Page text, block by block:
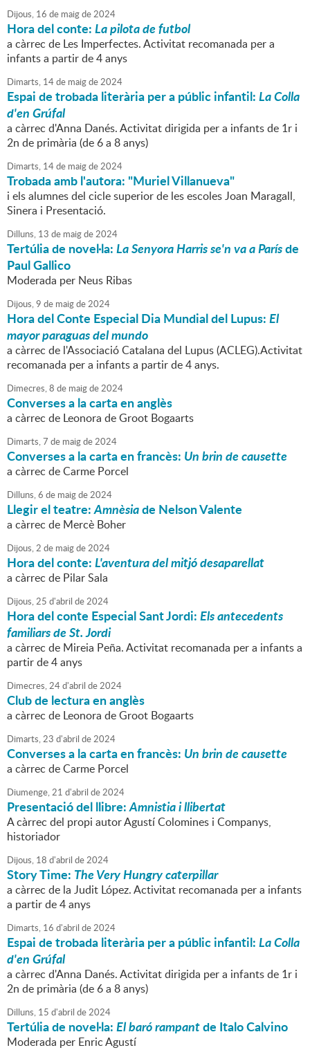
Dijous, 16 de maigde2024
Hora del conte:La pilota de futbol
a càrrec de Les Imperfectes. Activitat recomanada per a
infants a partir de 4 anys
Dimarts, 14de maigde2024
Espai de trobada literària per a públic infantil:La Colla
d'en Grúfal
a càrrec d'Anna Danés. Activitat dirigida per a infants de 1r i
2n de primària (de 6 a 8 anys)
Dimarts, 14de maigde2024
Trobada amb l'autora: "Muriel Villanueva"
i els alumnes del cicle superior de les escoles Joan Maragall,
Sinera i Presentació.
Dilluns, 13 de maigde2024
Tertúlia de novel·la:La Senyora Harris se'n va a Parísde
Paul Gallico
Moderada per Neus Ribas
Dijous,9 de maigde2024
Hora del Conte Especial Dia Mundial del Lupus:El
mayor paraguas del mundo
a càrrec de l'Associació Catalana del Lupus (ACLEG).Activitat
recomanada per a infants a partir de 4 anys.
Dimecres,8 de maigde2024
Converses a la carta en anglès
a càrrec de Leonora de Groot Bogaarts
Dimarts,7 de maigde2024
Converses a la carta en francès: Un brin de causette
a càrrec de Carme Porcel
Dilluns,6 de maigde2024
Llegir el teatre:Amnèsiade Nelson Valente
a càrrec de Mercè Boher
Dijous,2 de maigde2024
Hora del conte:L'aventura del mitjó desaparellat
a càrrec de Pilar Sala
Dijous,25 d'abril de2024
Hora del conte Especial Sant Jordi:Els antecedents
familiars de St. Jordi
a càrrec de Mireia Peña. Activitat recomanada per a infants a
partir de 4 anys
Dimecres,24d'abril de2024
Club de lectura en anglès
a càrrec de Leonora de Groot Bogaarts
Dimarts,23 d'abril de2024
Converses a la carta en francès: Un brin de causette
a càrrec de Carme Porcel
Diumenge,21 d'abril de2024
Presentació del llibre:Amnistia i llibertat
A càrrec del propi autor Agustí Colomines i Companys,
historiador
Dijous, 18 d'abril de2024
Story Time: The Very Hungry caterpillar
a càrrec de la Judit López. Activitat recomanada per a infants
a partir de 4 anys
Dimarts, 16 d'abril de2024
Espai de trobada literària per a públic infantil:La Colla
d'en Grúfal
a càrrec d'Anna Danés. Activitat dirigida per a infants de 1r i
2n de primària (de 6 a 8 anys)
Dilluns, 15 d'abril de2024
Tertúlia de novel·la:El baró rampantde Italo Calvino
Moderada per Enric Agustí